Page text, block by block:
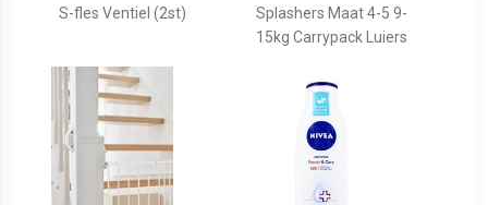
S-fles Ventiel (2st)
Splashers Maat 4-5 9-
15kg Carrypack Luiers